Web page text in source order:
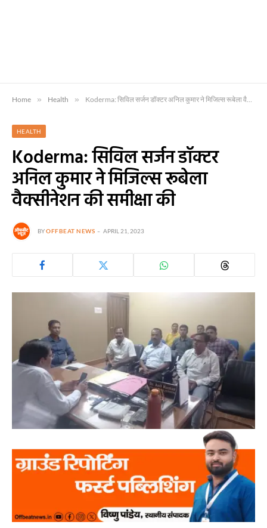
Home » Health » Koderma: सिविल सर्जन डॉक्टर अनिल कुमार ने मिजिल्स रूबेला वैक्सीनेशन की समीक्षा की
HEALTH
Koderma: सिविल सर्जन डॉक्टर
अनिल कुमार ने मिजिल्स रूबेला
वैक्सीनेशन की समीक्षा की
BYOFFBEAT NEWS APRIL 21, 2023